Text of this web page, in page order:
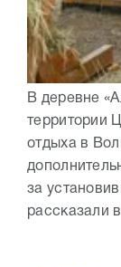
В деревне
территории
отдыха в
за
рассказали